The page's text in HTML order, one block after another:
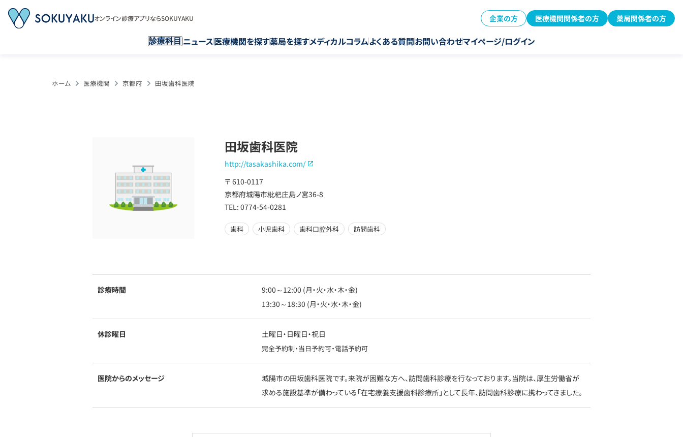
オンライン診療アプリならSOKUYAKU 企業の方 医療機関関係者の方 薬局関係者の方
診療科目 ニュース医療機関を探す薬局を探すメディカルコラムよくある質問お問い合わせマイページ/ログイン
ホーム 医療機関 京都府 田坂歯科医院
田坂歯科医院
http://tasakashika.com/
〒 610-0117
京都府城陽市枇杷庄島ノ宮36-8
TEL: 0774-54-0281
歯科 小児歯科 歯科口腔外科 訪問歯科
診療時間
9:00～12:00 (月・火・水・木・金)
13:30～18:30 (月・火・水・木・金)
休診曜日 土曜日・日曜日・祝日
完全予約制・当日予約可・電話予約可
医院からのメッセージ
城陽市の田坂歯科医院です。来院が困難な方へ、訪問歯科診療を行なっております。当院は、厚生労働省が
求める施設基準が備わっている「在宅療養支援歯科診療所」として長年、訪問歯科診療に携わってきました。